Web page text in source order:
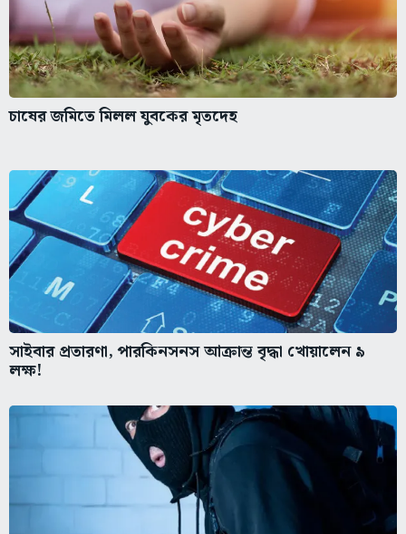
চাষের জমিতে মিলল যুবকের মৃতদেহ
সাইবার প্রতারণা, পারকিনসনস আক্রান্ত বৃদ্ধা খোয়ালেন ৯
লক্ষ!